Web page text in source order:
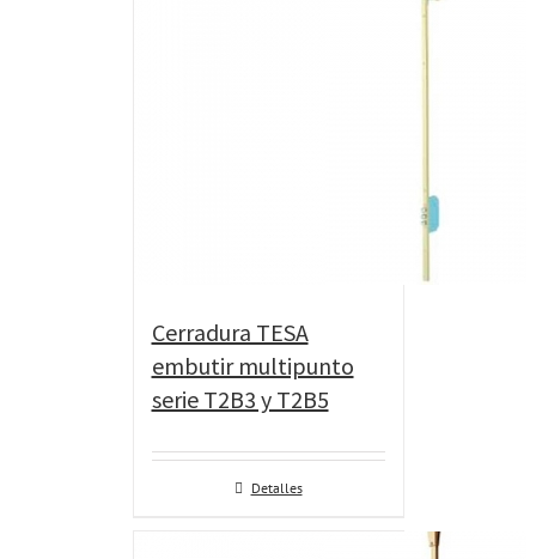
Cerradura TESA
embutir multipunto
serie T2B3 y T2B5
Detalles